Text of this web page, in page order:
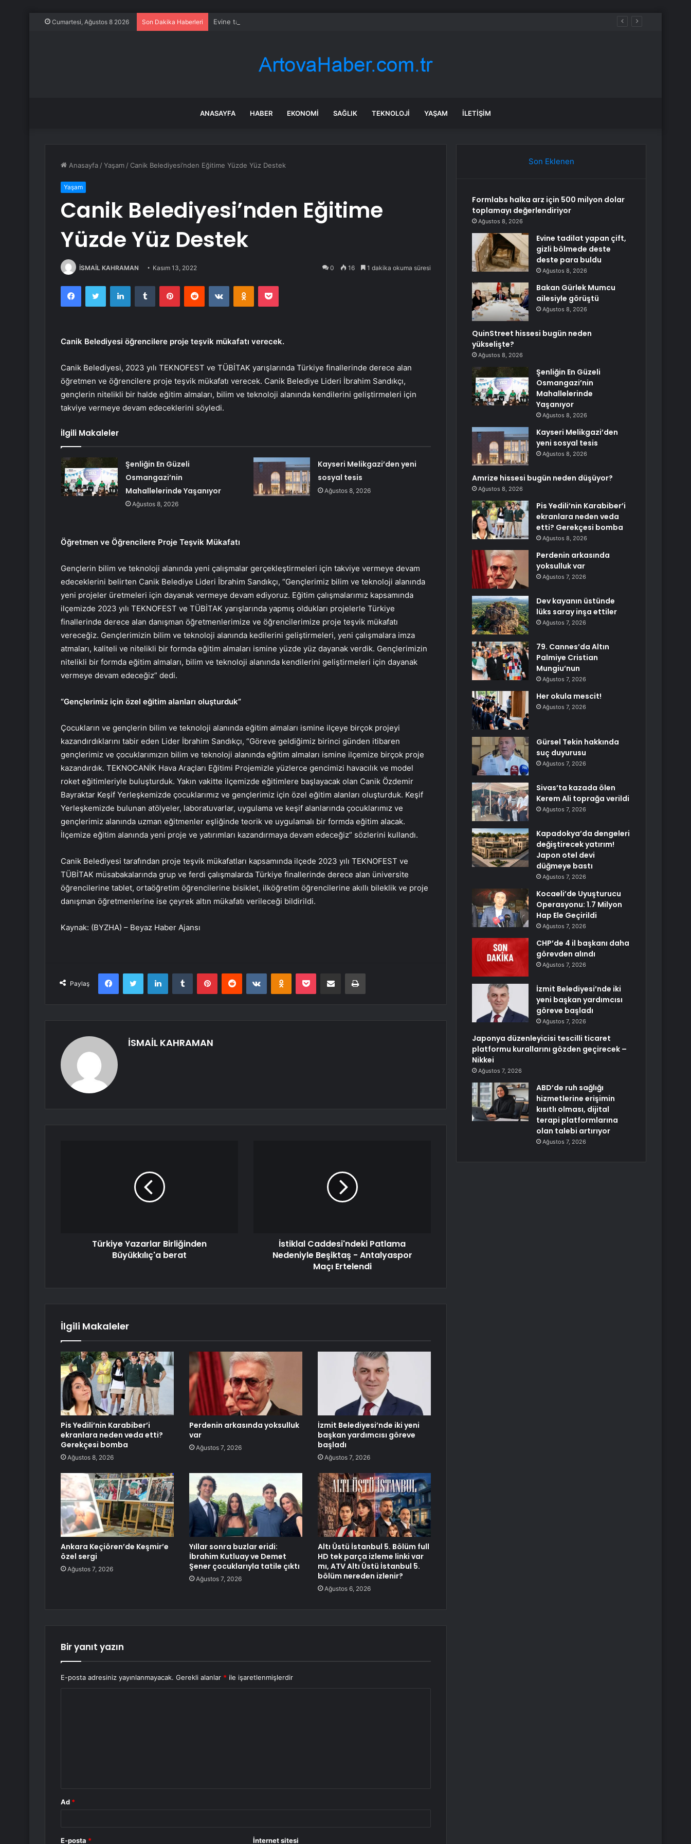
Cumartesi, Ağustos 8 2026 Son Dakika Haberleri Evine tadilat yapan çift, gizli bölmede deste deste para buldu
ANASAYFA HABER EKONOMI SAĞLIK TEKNOLOJI YAŞAM İLETIŞIM
Anasayfa /Yaşam / Canik Belediyesi’nden Eğitime Yüzde Yüz Destek
Yaşam
Canik Belediyesi’nden Eğitime
Yüzde Yüz Destek
İSMAİL KAHRAMAN Kasım 13, 2022 0 16 1 dakika okuma süresi
FacebookTwitter LinkedInTumblr PinterestReddit VKontakteOdnoklassniki
Pocket
Canik Belediyesi öğrencilere proje teşvik mükafatı verecek.
Canik Belediyesi, 2023 yılı TEKNOFEST ve TÜBİTAK yarışlarında Türkiye finallerinde derece alan
öğretmen ve öğrencilere proje teşvik mükafatı verecek. Canik Belediye Lideri İbrahim Sandıkçı,
gençlerin nitelikli bir halde eğitim almaları, bilim ve teknoloji alanında kendilerini geliştirmeleri için
takviye vermeye devam edeceklerini söyledi.
İlgili Makaleler
Şenliğin En Güzeli
Osmangazi’nin
Mahallelerinde Yaşanıyor
Ağustos 8, 2026
Kayseri Melikgazi’den yeni
sosyal tesis
Ağustos 8, 2026
Öğretmen ve Öğrencilere Proje Teşvik Mükafatı
Gençlerin bilim ve teknoloji alanında yeni çalışmalar gerçekleştirmeleri için takviye vermeye devam
edeceklerini belirten Canik Belediye Lideri İbrahim Sandıkçı, “Gençlerimiz bilim ve teknoloji alanında
yeni projeler üretmeleri için dayanak vermeye devam ediyoruz. Eğitim çalışmalarımız kapsamında
ilçemizde 2023 yılı TEKNOFEST ve TÜBİTAK yarışlarında yapmış oldukları projelerle Türkiye
finallerinde derece alan danışman öğretmenlerimize ve öğrencilerimize proje teşvik mükafatı
vereceğiz. Gençlerimizin bilim ve teknoloji alanında kedilerini geliştirmeleri, yeni çalışmalara imza
atmaları, kaliteli ve nitelikli bir formda eğitim almaları ismine yüzde yüz dayanak verdik. Gençlerimizin
nitelikli bir formda eğitim almaları, bilim ve teknoloji alanında kendilerini geliştirmeleri için dayanak
vermeye devam edeceğiz” dedi.
“Gençlerimiz için özel eğitim alanları oluşturduk”
Çocukların ve gençlerin bilim ve teknoloji alanında eğitim almaları ismine ilçeye birçok projeyi
kazandırdıklarını tabir eden Lider İbrahim Sandıkçı, “Göreve geldiğimiz birinci günden itibaren
gençlerimiz ve çocuklarımızın bilim ve teknoloji alanında eğitim almaları ismine ilçemize birçok proje
kazandırdık. TEKNOCANİK Hava Araçları Eğitimi Projemizle yüzlerce gencimizi havacılık ve model
roket eğitimleriyle buluşturduk. Yakın vakitte ilçemizde eğitimlere başlayacak olan Canik Özdemir
Bayraktar Keşif Yerleşkemizde çocuklarımız ve gençlerimiz için özel eğitim alanları oluşturduk. Keşif
Yerleşkemizde bulunan atölyeler, laboratuvarlar, uygulama ve keşif alanlarında çocuklarımız ve
gençlerimiz alanında uzman eğitmenler eşliğinde teorik ve uygulamalı bir formda eğitim alacak.
İlçemize eğitim alanında yeni proje ve yatırımları kazandırmaya devam edeceğiz” sözlerini kullandı.
Canik Belediyesi tarafından proje teşvik mükafatları kapsamında ilçede 2023 yılı TEKNOFEST ve
TÜBİTAK müsabakalarında grup ve ferdi çalışmalarda Türkiye finallerinde derece alan üniversite
öğrencilerine tablet, ortaöğretim öğrencilerine bisiklet, ilköğretim öğrencilerine akıllı bileklik ve proje
danışman öğretmenlerine ise çeyrek altın mükafatı verileceği bildirildi.
Kaynak: (BYZHA) – Beyaz Haber Ajansı
Paylaş
FacebookTwitter LinkedInTumblr PinterestReddit VKontakteOdnoklassniki
Pocket E-Posta ile paylaş Yazdır
İSMAİL KAHRAMAN
Türkiye Yazarlar Birliğinden
Büyükkılıç'a berat
İstiklal Caddesi'ndeki Patlama
Nedeniyle Beşiktaş - Antalyaspor
Maçı Ertelendi
İlgili Makaleler
Pis Yedili’nin Karabiber’i
ekranlara neden veda etti?
Gerekçesi bomba
Ağustos 8, 2026
Perdenin arkasında yoksulluk
var
Ağustos 7, 2026
İzmit Belediyesi’nde iki yeni
başkan yardımcısı göreve
başladı
Ağustos 7, 2026
Ankara Keçiören’de Keşmir’e
özel sergi
Ağustos 7, 2026
Yıllar sonra buzlar eridi:
İbrahim Kutluay ve Demet
Şener çocuklarıyla tatile çıktı
Ağustos 7, 2026
Altı Üstü İstanbul 5. Bölüm full
HD tek parça izleme linki var
mı, ATV Altı Üstü İstanbul 5.
bölüm nereden izlenir?
Ağustos 6, 2026
Bir yanıt yazın
E-posta adresiniz yayınlanmayacak. Gerekli alanlar * ile işaretlenmişlerdir
Ad *
E-posta * İnternet sitesi
Son Eklenen
Formlabs halka arz için 500 milyon dolar
toplamayı değerlendiriyor
Ağustos 8, 2026
Evine tadilat yapan çift,
gizli bölmede deste
deste para buldu
Ağustos 8, 2026
Bakan Gürlek Mumcu
ailesiyle görüştü
Ağustos 8, 2026
QuinStreet hissesi bugün neden
yükselişte?
Ağustos 8, 2026
Şenliğin En Güzeli
Osmangazi’nin
Mahallelerinde
Yaşanıyor
Ağustos 8, 2026
Kayseri Melikgazi’den
yeni sosyal tesis
Ağustos 8, 2026
Amrize hissesi bugün neden düşüyor?
Ağustos 8, 2026
Pis Yedili’nin Karabiber’i
ekranlara neden veda
etti? Gerekçesi bomba
Ağustos 8, 2026
Perdenin arkasında
yoksulluk var
Ağustos 7, 2026
Dev kayanın üstünde
lüks saray inşa ettiler
Ağustos 7, 2026
79. Cannes’da Altın
Palmiye Cristian
Mungiu’nun
Ağustos 7, 2026
Her okula mescit!
Ağustos 7, 2026
Gürsel Tekin hakkında
suç duyurusu
Ağustos 7, 2026
Sivas’ta kazada ölen
Kerem Ali toprağa verildi
Ağustos 7, 2026
Kapadokya’da dengeleri
değiştirecek yatırım!
Japon otel devi
düğmeye bastı
Ağustos 7, 2026
Kocaeli’de Uyuşturucu
Operasyonu: 1.7 Milyon
Hap Ele Geçirildi
Ağustos 7, 2026
CHP’de 4 il başkanı daha
görevden alındı
Ağustos 7, 2026
İzmit Belediyesi’nde iki
yeni başkan yardımcısı
göreve başladı
Ağustos 7, 2026
Japonya düzenleyicisi tescilli ticaret
platformu kurallarını gözden geçirecek –
Nikkei
Ağustos 7, 2026
ABD’de ruh sağlığı
hizmetlerine erişimin
kısıtlı olması, dijital
terapi platformlarına
olan talebi artırıyor
Ağustos 7, 2026